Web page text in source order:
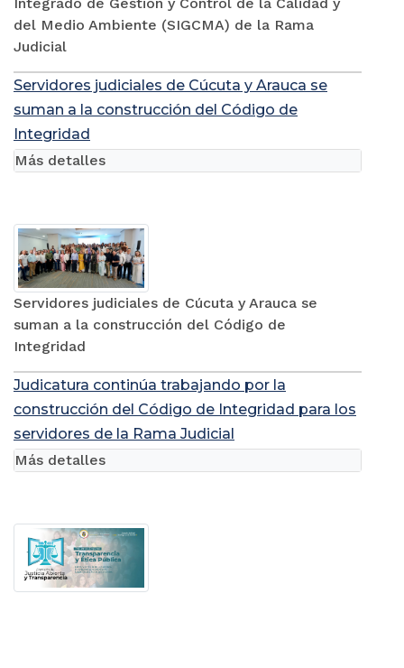
del Medio Ambiente (SIGCMA) de la Rama
Judicial
Servidores judiciales de Cúcuta y Arauca se
suman a la construcción del Código de
Integridad
Servidores judiciales de Cúcuta y Arauca se
suman a la construcción del Código de
Integridad
Más detalles
Judicatura continúa trabajando por la
construcción del Código de Integridad para los
servidores de la Rama Judicial
Más detalles